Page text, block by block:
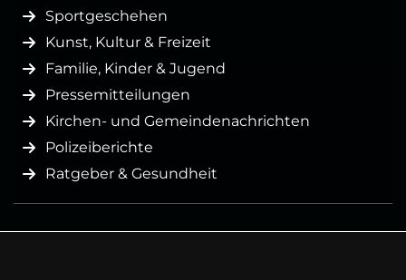
Sportgeschehen
Kunst, Kultur & Freizeit
Familie, Kinder & Jugend
Pressemitteilungen
Kirchen- und Gemeindenachrichten
Polizeiberichte
Ratgeber & Gesundheit